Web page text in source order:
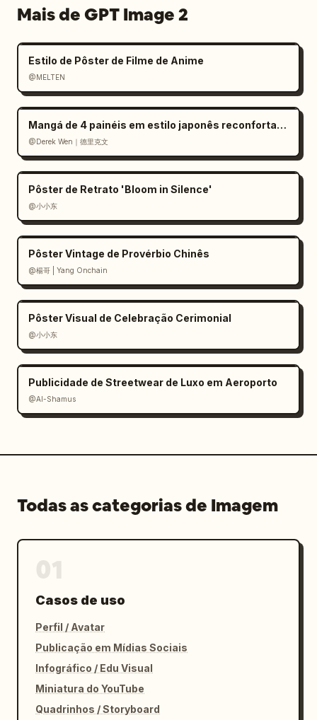
Mais de GPT Image 2
Estilo de Pôster de Filme de Anime
@MELTEN
Mangá de 4 painéis em estilo japonês reconfortante
@Derek Wen｜德里克文
Pôster de Retrato 'Bloom in Silence'
@小小东
Pôster Vintage de Provérbio Chinês
@楊哥 | Yang Onchain
Pôster Visual de Celebração Cerimonial
@小小东
Publicidade de Streetwear de Luxo em Aeroporto
@Al-Shamus
Todas as categorias de Imagem
Casos de uso
Perfil / Avatar
Publicação em Mídias Sociais
Infográfico / Edu Visual
Miniatura do YouTube
Quadrinhos / Storyboard